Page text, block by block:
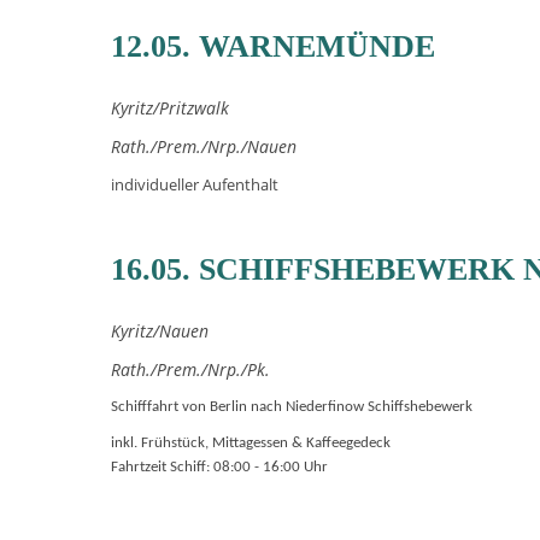
12.05. WARNEMÜNDE
Kyritz/Pritzwalk
Rath./Prem./Nrp./Nauen
individueller Aufenthalt
16.05. SCHIFFSHEBEWERK
Kyritz/Nauen
Rath./Prem./Nrp./Pk.
Schifffahrt von Berlin nach Niederfinow Schiffshebewerk
inkl. Frühstück, Mittagessen & Kaffeegedeck
Fahrtzeit Schiff: 08:00 - 16:00 Uhr